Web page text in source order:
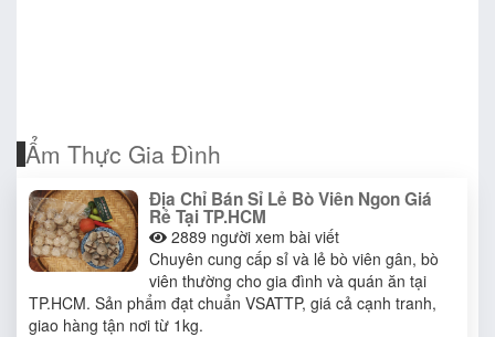
Ẩm Thực Gia Đình
Địa Chỉ Bán Sỉ Lẻ Bò Viên Ngon Giá
Rẻ Tại TP.HCM
2889 người xem bài viết
Chuyên cung cấp sỉ và lẻ bò viên gân, bò
viên thường cho gia đình và quán ăn tại
TP.HCM. Sản phẩm đạt chuẩn VSATTP, giá cả cạnh tranh,
giao hàng tận nơi từ 1kg.